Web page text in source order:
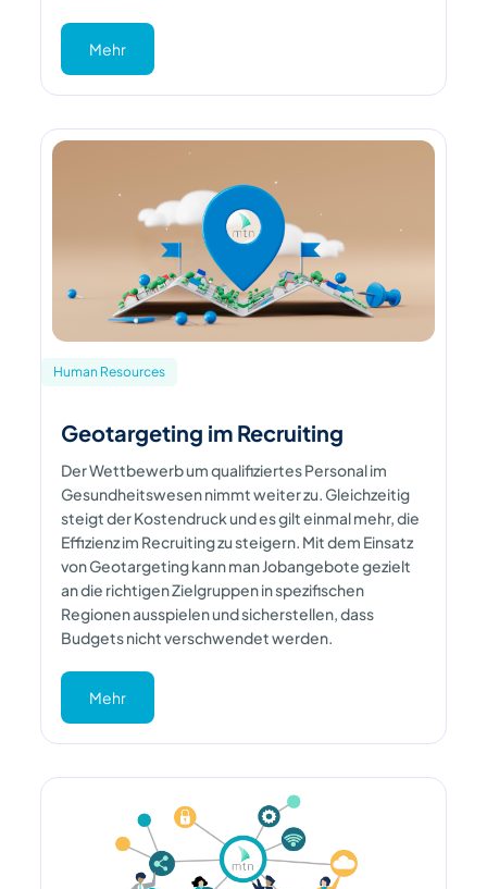
Mehr
Human Resources
Geotargeting im Recruiting
Der Wettbewerb um qualifiziertes Personal im
Gesundheitswesen nimmt weiter zu. Gleichzeitig
steigt der Kostendruck und es gilt einmal mehr, die
Effizienz im Recruiting zu steigern. Mit dem Einsatz
von Geotargeting kann man Jobangebote gezielt
an die richtigen Zielgruppen in spezifischen
Regionen ausspielen und sicherstellen, dass
Budgets nicht verschwendet werden.
Mehr